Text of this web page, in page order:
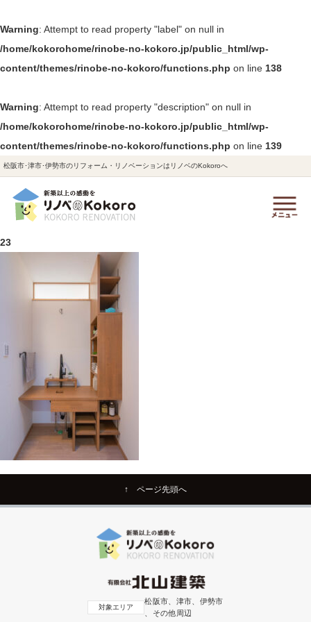
Warning: Attempt to read property "label" on null in
/home/kokorohome/rinobe-no-kokoro.jp/public_html/wp-
content/themes/rinobe-no-kokoro/functions.php on line 138
Warning: Attempt to read property "description" on null in
/home/kokorohome/rinobe-no-kokoro.jp/public_html/wp-
content/themes/rinobe-no-kokoro/functions.php on line 139
松阪市･津市･伊勢市のリフォーム・リノベーションはリノベのKokoroへ
23
↑ ページ先頭へ
対象エリア
松阪市、津市、伊勢市
、その他周辺